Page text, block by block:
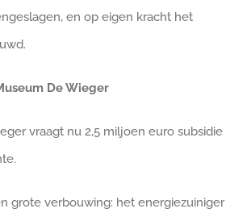
en op eigen kracht het
De Wieger
vraagt nu 2,5 miljoen euro subsidie
grote verbouwing: het energiezuiniger